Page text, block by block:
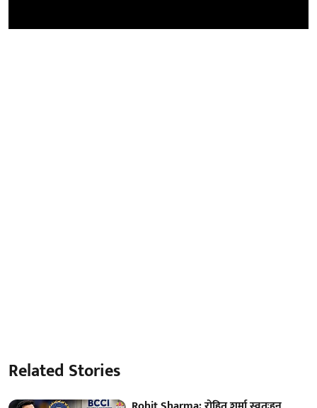
Related Stories